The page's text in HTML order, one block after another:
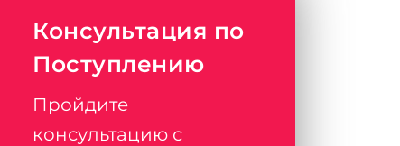
Консультация по
Поступлению
Пройдите
консультацию с